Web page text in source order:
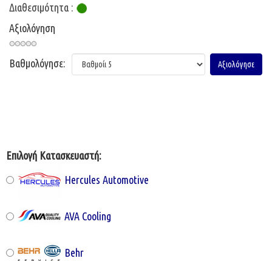
Διαθεσιμότητα :
Αξιολόγηση
Βαθμολόγησε:
Επιλογή Κατασκευαστή:
Hercules Automotive
AVA Cooling
Behr